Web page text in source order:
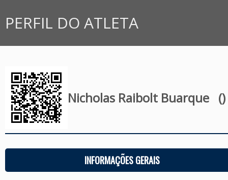
PERFIL DO ATLETA
Nicholas Raibolt Buarque ()
INFORMAÇÕES GERAIS